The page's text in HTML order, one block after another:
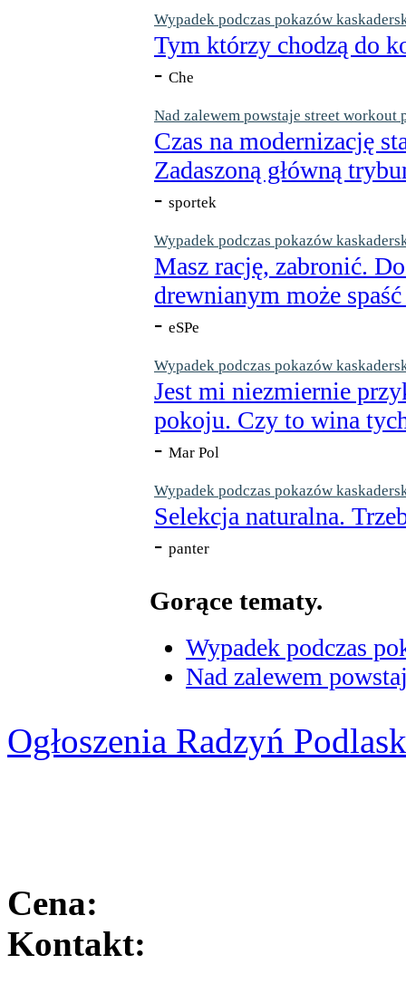
Wypadek podczas pokazów
Tym którzy chodzą do
- Che
Nad zalewem powstaje street workout
Czas na modernizację
Zadaszoną główną
- sportek
Wypadek podczas pokazów
Masz rację, zabronić.
drewnianym może
- eSPe
Wypadek podczas pokazów
Jest mi niezmiernie
pokoju. Czy to wina
- Mar Pol
Wypadek podczas pokazów
Selekcja naturalna.
- panter
Gorące tematy.
Wypadek podczas
Nad zalewem
Ogłoszenia Radzyń
Cena:
Kontakt: